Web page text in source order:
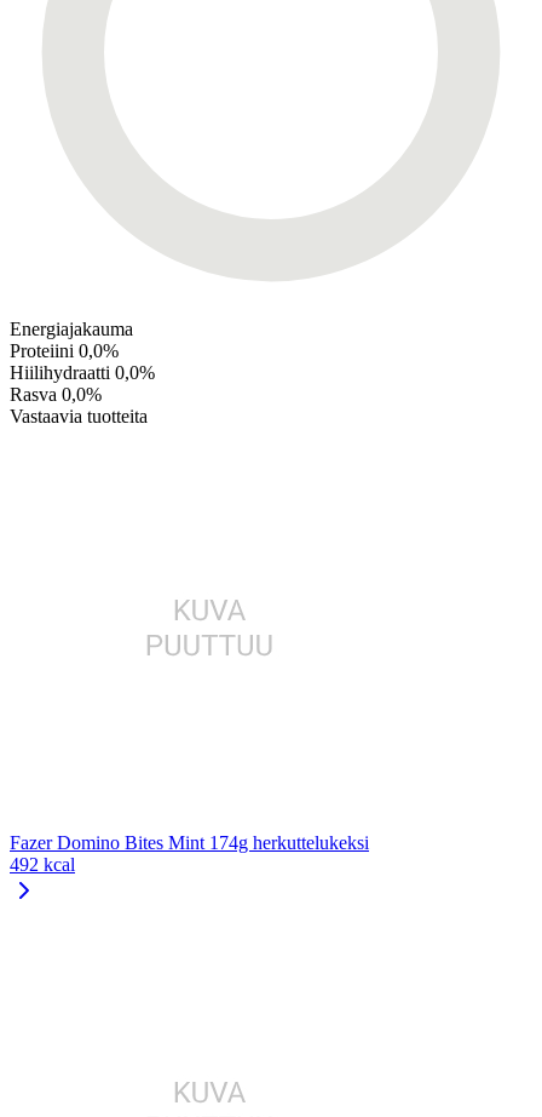
Energiajakauma
Proteiini 0,0%
Hiilihydraatti 0,0%
Rasva 0,0%
Vastaavia tuotteita
Fazer Domino Bites Mint 174g herkuttelukeksi
492 kcal